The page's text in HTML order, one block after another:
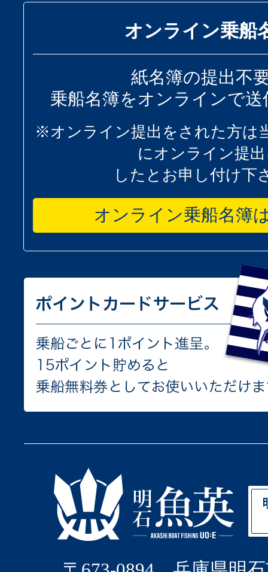
オンライン乗船
紙名簿の提出不
乗船名簿をオンラインで
※オンライン提出をされた方は
にオンライン提
したとお申し付け下
オンライン乗船名簿